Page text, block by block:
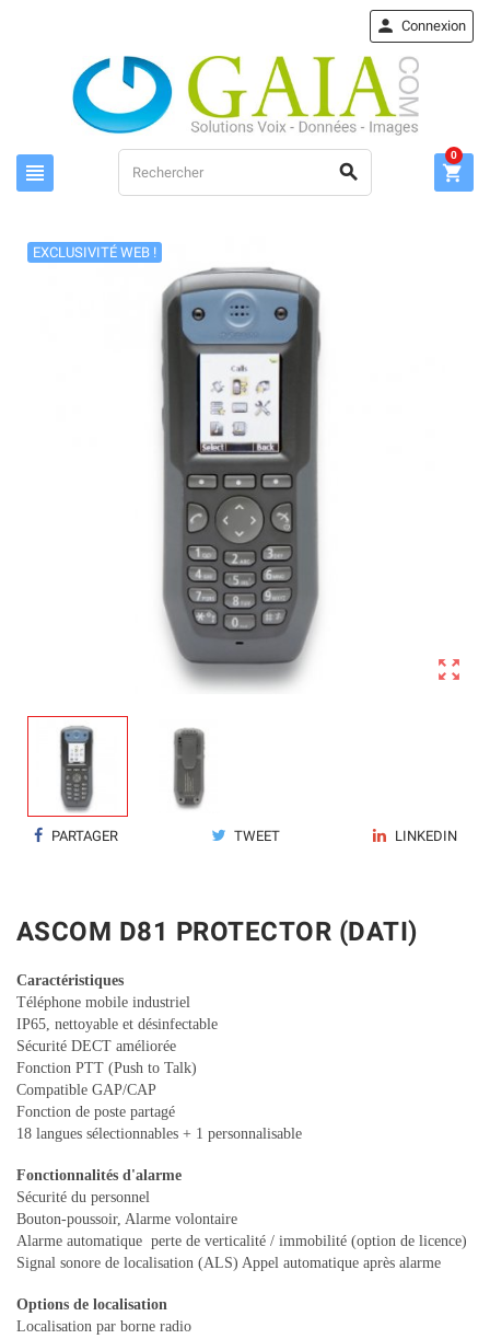
 
 Connexion

0

EXCLUSIVITÉ WEB !
PARTAGER TWEET LINKEDIN
ASCOM D81 PROTECTOR (DATI)
Caractéristiques
Téléphone mobile industriel
IP65, nettoyable et désinfectable
Sécurité DECT améliorée
Fonction PTT (Push to Talk)
Compatible GAP/CAP
Fonction de poste partagé
18 langues sélectionnables + 1 personnalisable
Fonctionnalités d'alarme
Sécurité du personnel
Bouton-poussoir, Alarme volontaire
Alarme automatique perte de verticalité / immobilité (option de licence)
Signal sonore de localisation (ALS) Appel automatique après alarme
Options de localisation
Localisation par borne radio